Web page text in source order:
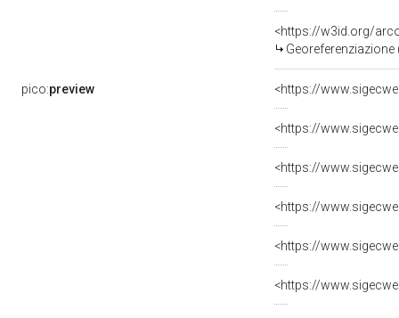
<https://w3id.org/
pico:preview